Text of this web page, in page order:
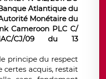
Banque Atlantique du
Monétaire du
Cameroon PLC C/
CJ/09 du 13
le principe du respect
certes acquis, restait